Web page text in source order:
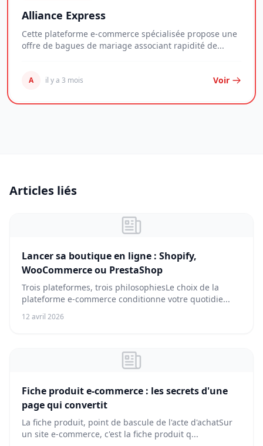
Alliance Express
Cette plateforme e-commerce spécialisée propose une
offre de bagues de mariage associant rapidité de...
A il y a 3 mois Voir
Articles liés
Lancer sa boutique en ligne : Shopify,
WooCommerce ou PrestaShop
Trois plateformes, trois philosophiesLe choix de la
plateforme e-commerce conditionne votre quotidie...
12 avril 2026
Fiche produit e-commerce : les secrets d'une
page qui convertit
La fiche produit, point de bascule de l'acte d'achatSur
un site e-commerce, c'est la fiche produit q...